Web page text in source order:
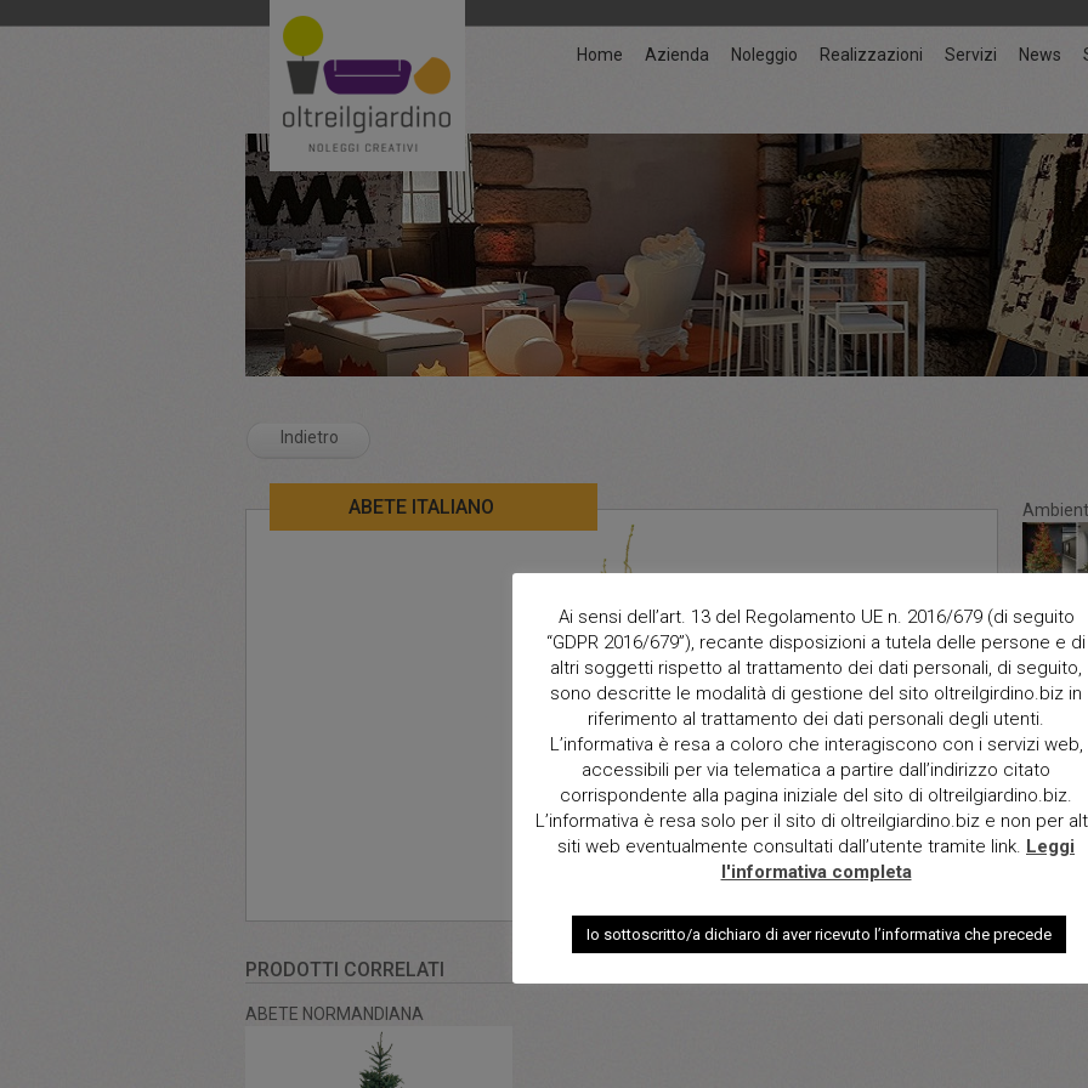
Home Azienda Noleggio Realizzazioni Servizi News
Indietro
ABETE ITALIANO
Abete
da
h100,
richiesta
PRODOTTI CORRELATI
ABETE NORMANDIANA
Ai sensi dell’art. 13 del Regolamento UE n. 2016/679 (di seguito
“GDPR 2016/679”), recante disposizioni a tutela delle persone e di
altri soggetti rispetto al trattamento dei dati personali, di seguito,
sono descritte le modalità di gestione del sito oltreilgirdino.biz in
riferimento al trattamento dei dati personali degli utenti.
L’informativa è resa a coloro che interagiscono con i servizi web,
accessibili per via telematica a partire dall’indirizzo citato
corrispondente alla pagina iniziale del sito di oltreilgiardino.biz.
L’informativa è resa solo per il sito di oltreilgiardino.biz e non per
siti web eventualmente consultati dall’utente tramite link. Leggi
l'informativa completa
Io sottoscritto/a dichiaro di aver ricevuto l’informativa che precede